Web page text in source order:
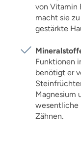
von Vitamin
macht sie
gestärkte
Funktionen
benötigt er
Magnesium
wesentliche
Zähnen.